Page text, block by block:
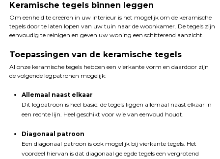
Keramische tegels binnen leggen
Om eenheid te creëren in uw interieur is het mogelijk om de keramische
tegels door te laten lopen van uw tuin naar de woonkamer. De tegels zijn
eenvoudig te reinigen en geven uw woning een schitterend aanzicht.
Toepassingen van de keramische tegels
Al onze keramische tegels hebben een vierkante vorm en daardoor zijn
de volgende legpatronen mogelijk:
Allemaal naast elkaar
Dit legpatroon is heel basic: de tegels liggen allemaal naast elkaar in
een rechte lijn. Heel geschikt voor wie van eenvoud houdt.
Diagonaal patroon
Een diagonaal patroon is ook mogelijk bij vierkante tegels. Het
voordeel hiervan is dat diagonaal gelegde tegels een vergrotend